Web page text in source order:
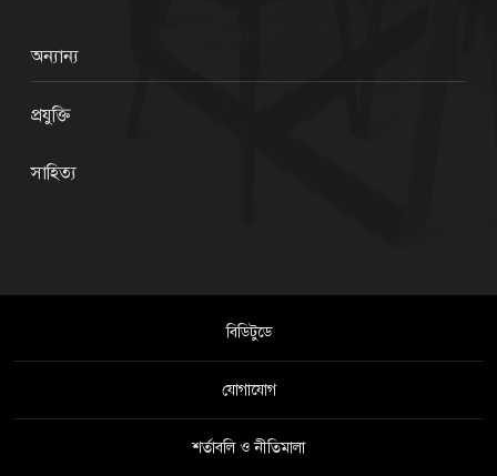
অন্যান্য
প্রযুক্তি
সাহিত্য
বিডিটুডে
যোগাযোগ
শর্তাবলি ও নীতিমালা